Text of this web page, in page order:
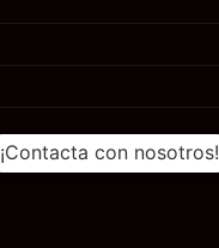
¡Contacta con nosotros!